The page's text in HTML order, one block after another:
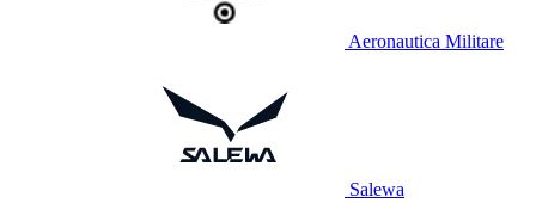
Aeronautica Militare
Salewa